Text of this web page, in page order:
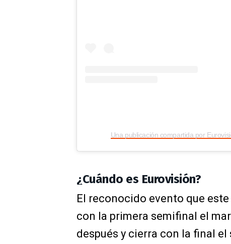
¿Cuándo es Eurovisión?
El reconocido evento que
con la primera semifinal el
después y cierra con la final